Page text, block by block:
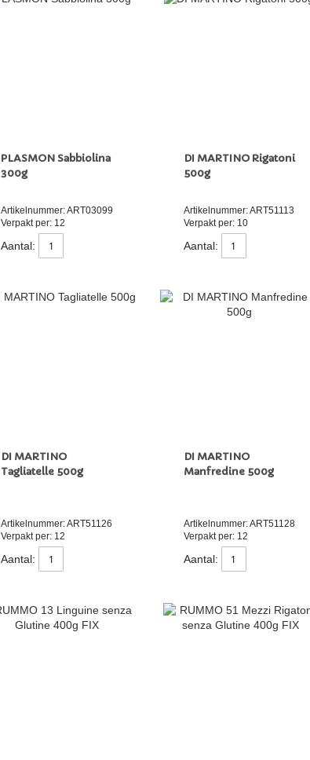
PLASMON Sabbiolina
300g
Artikelnummer: ART03099
Verpakt per: 12
Aantal:
DI MARTINO Rigatoni
500g
Artikelnummer: ART51113
Verpakt per: 10
Aantal:
DI MARTINO
Tagliatelle 500g
Artikelnummer: ART51126
Verpakt per: 12
Aantal:
DI MARTINO
Manfredine 500g
Artikelnummer: ART51128
Verpakt per: 12
Aantal: